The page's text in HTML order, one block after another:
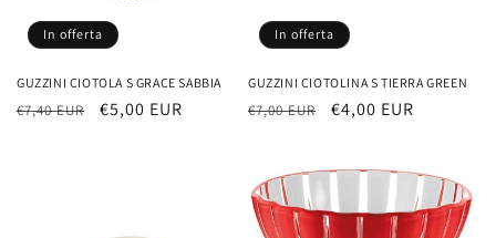
In offerta
GUZZINI CIOTOLA S GRACE SABBIA
Prezzo
€7,40 EUR
Prezzo
€5,00 EUR
In offerta
GUZZINI CIOTOLINA S TIERRA GREEN
Prezzo
€7,00 EUR
Prezzo
€4,00 EUR